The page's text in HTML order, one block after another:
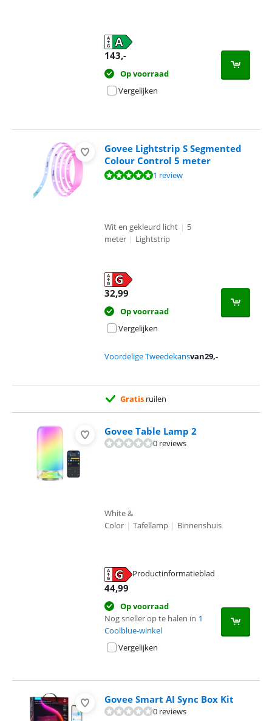
143,-
Op voorraad
Vergelijken
Govee Lightstrip S Segmented
Colour Control 5 meter
Beoordeling is 10 van de 10, gebaseerd op 1 review.
1 review
Wit en gekleurd licht | 5
meter | Lightstrip
32,99
Op voorraad
Vergelijken
Voordelige Tweedekansvan29,-
Gratis ruilen
Govee Table Lamp 2
0 reviews
White &
Color | Tafellamp | Binnenshuis
Productinformatieblad
44,99
Op voorraad
Nog sneller op te halen in 1
Coolblue-winkel
Vergelijken
Govee Smart AI Sync Box Kit
0 reviews